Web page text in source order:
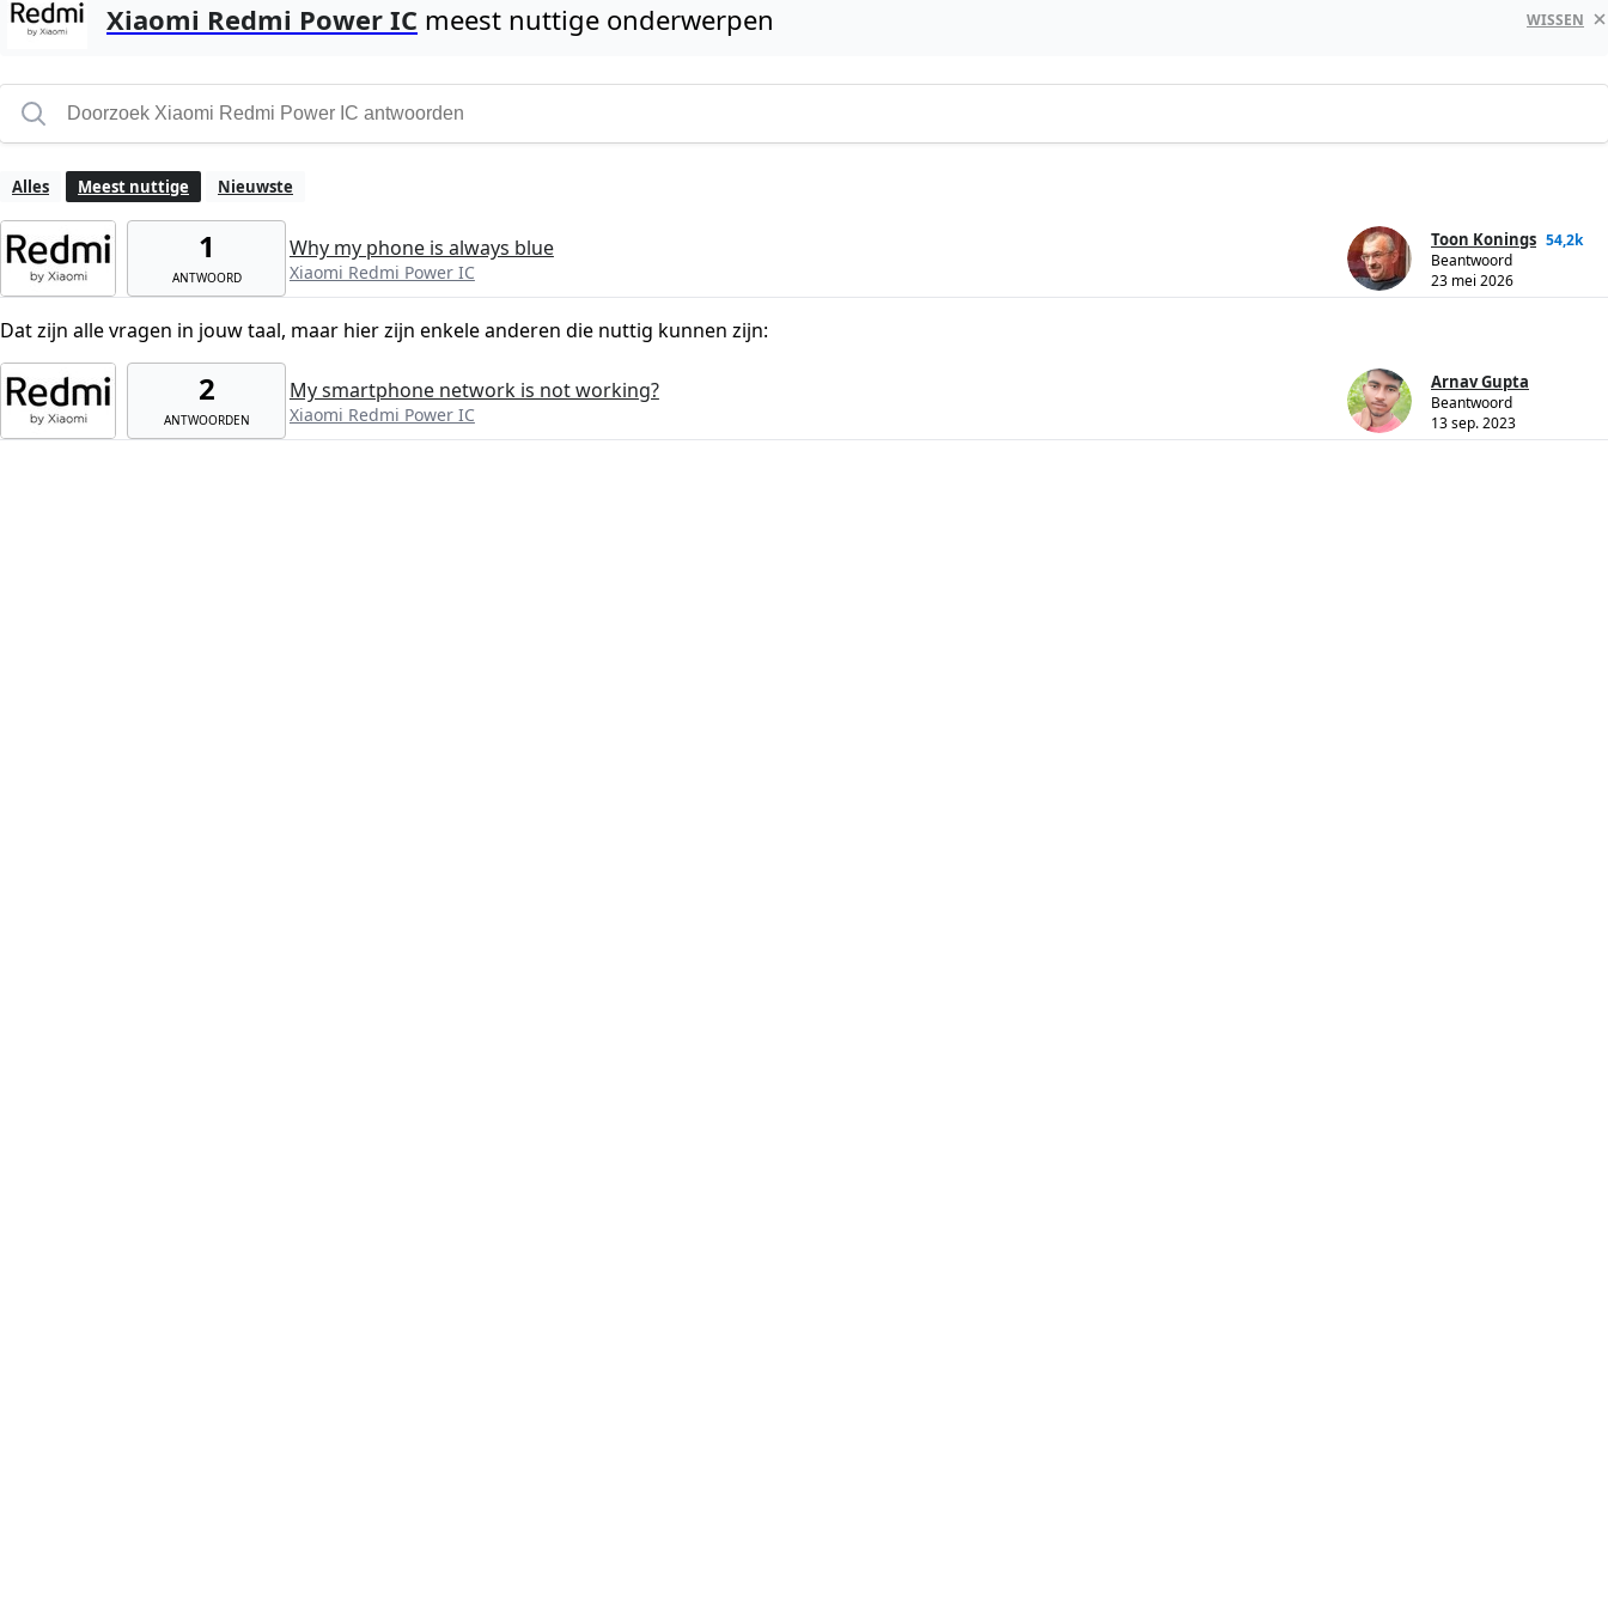
Xiaomi Redmi Power IC meest nuttige onderwerpen WISSEN
Alles Meest nuttige Nieuwste
1
ANTWOORD
Why my phone is always blue
Xiaomi Redmi Power IC
Toon Konings 54,2k
Beantwoord
23 mei 2026
Dat zijn alle vragen in jouw taal, maar hier zijn enkele anderen die nuttig kunnen zijn:
2
ANTWOORDEN
My smartphone network is not working?
Xiaomi Redmi Power IC
Arnav Gupta
Beantwoord
13 sep. 2023